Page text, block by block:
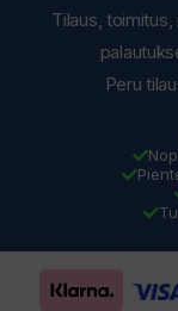
Tilaus, toimitus,
Peru